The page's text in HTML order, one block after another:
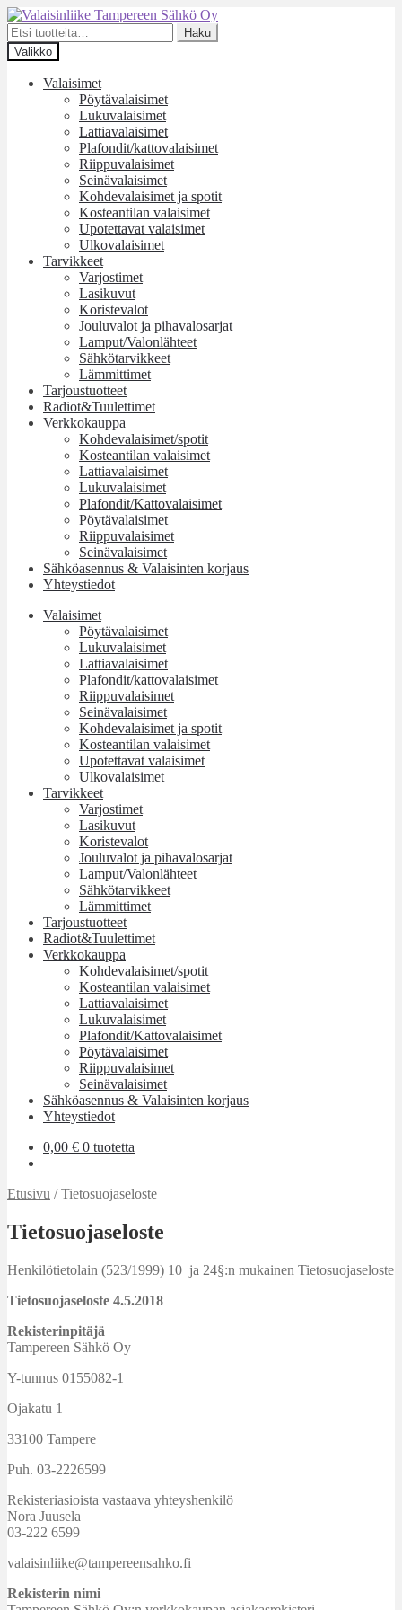
Siirry
navigointiin
Siirry
sisältöön
Etsi:
Haku
Valikko
Valaisimet
Pöytävalaisimet
Lukuvalaisimet
Lattiavalaisimet
Plafondit/kattovalaisimet
Riippuvalaisimet
Seinävalaisimet
Kohdevalaisimet ja spotit
Kosteantilan valaisimet
Upotettavat valaisimet
Ulkovalaisimet
Tarvikkeet
Varjostimet
Lasikuvut
Koristevalot
Jouluvalot ja pihavalosarjat
Lamput/Valonlähteet
Sähkötarvikkeet
Lämmittimet
Tarjoustuotteet
Radiot&Tuulettimet
Verkkokauppa
Kohdevalaisimet/spotit
Kosteantilan valaisimet
Lattiavalaisimet
Lukuvalaisimet
Plafondit/Kattovalaisimet
Pöytävalaisimet
Riippuvalaisimet
Seinävalaisimet
Sähköasennus & Valaisinten korjaus
Yhteystiedot
Valaisimet
Pöytävalaisimet
Lukuvalaisimet
Lattiavalaisimet
Plafondit/kattovalaisimet
Riippuvalaisimet
Seinävalaisimet
Kohdevalaisimet ja spotit
Kosteantilan valaisimet
Upotettavat valaisimet
Ulkovalaisimet
Tarvikkeet
Varjostimet
Lasikuvut
Koristevalot
Jouluvalot ja pihavalosarjat
Lamput/Valonlähteet
Sähkötarvikkeet
Lämmittimet
Tarjoustuotteet
Radiot&Tuulettimet
Verkkokauppa
Kohdevalaisimet/spotit
Kosteantilan valaisimet
Lattiavalaisimet
Lukuvalaisimet
Plafondit/Kattovalaisimet
Pöytävalaisimet
Riippuvalaisimet
Seinävalaisimet
Sähköasennus & Valaisinten korjaus
Yhteystiedot
0,00 € 0 tuotetta
Etusivu /Tietosuojaseloste
Tietosuojaseloste
Henkilötietolain (523/1999) 10 ja 24§:n mukainen Tietosuojaseloste
Tietosuojaseloste 4.5.2018
Rekisterinpitäjä
Tampereen Sähkö Oy
Y-tunnus 0155082-1
Ojakatu 1
33100 Tampere
Puh. 03-2226599
Rekisteriasioista vastaava yhteyshenkilö
Nora Juusela
03-222 6599
valaisinliike@tampereensahko.fi
Rekisterin nimi